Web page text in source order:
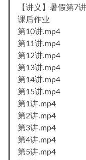
【讲义】暑假第7
课后作业
第10讲.mp4
第11讲.mp4
第12讲.mp4
第13讲.mp4
第14讲.mp4
第15讲.mp4
第1讲.mp4
第2讲.mp4
第3讲.mp4
第4讲.mp4
第5讲.mp4